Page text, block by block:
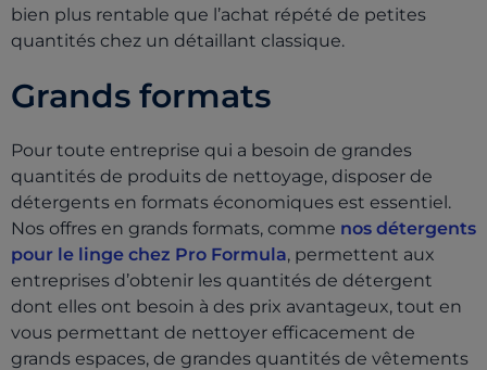
bien plus rentable que l’achat répété de petites
quantités chez un détaillant classique.
Grands formats
Pour toute entreprise qui a besoin de grandes
quantités de produits de nettoyage, disposer de
détergents en formats économiques est essentiel.
Nos offres en grands formats, comme nos détergents
pour le linge chez Pro Formula, permettent aux
entreprises d’obtenir les quantités de détergent
dont elles ont besoin à des prix avantageux, tout en
vous permettant de nettoyer efficacement de
grands espaces, de grandes quantités de vêtements